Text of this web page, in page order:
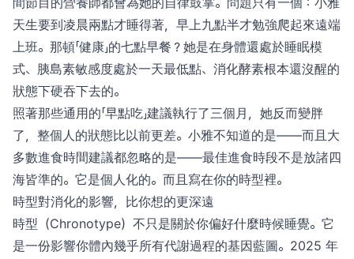
天生要到凌晨兩點才睡得著，早上九點半才勉強爬起來遠端
上班。那頓「健康」的七點早餐？她是在身體還處於睡眠模
式、胰島素敏感度處於一天最低點、消化酵素根本還沒醒的
狀態下硬吞下去的。
照著那些通用的「早點吃」建議執行了三個月，她反而變胖
了，整個人的狀態比以前更差。小雅不知道的是——而且大
多數進食時間建議都忽略的是——最佳進食時段不是放諸四
海皆準的。它是個人化的。而且寫在你的時型裡。
時型對消化的影響，比你想的更深遠
時型（Chronotype）不只是關於你偏好什麼時候睡覺。它
是一份影響你體內幾乎所有代謝過程的基因藍圖。2025 年